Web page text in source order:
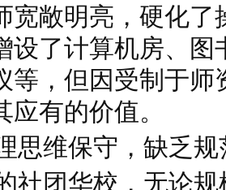
宽敞明亮，硬化了
设了计算机房、
等，但因受制于
有的价值。
思维保守，缺乏
社团华校，无论